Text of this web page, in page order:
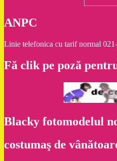
ANPC
Linie telefonica cu tarif normal
Fă clik pe poză
Blacky fotomodelul
costumaş de